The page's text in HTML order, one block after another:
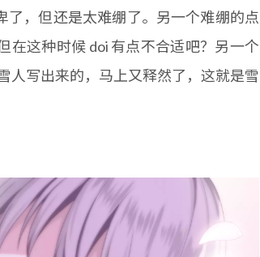
，但还是太难绷了。另一个难绷的点
在这种时候 doi 有点不合适吧？另一个
人写出来的，马上又释然了，这就是雪